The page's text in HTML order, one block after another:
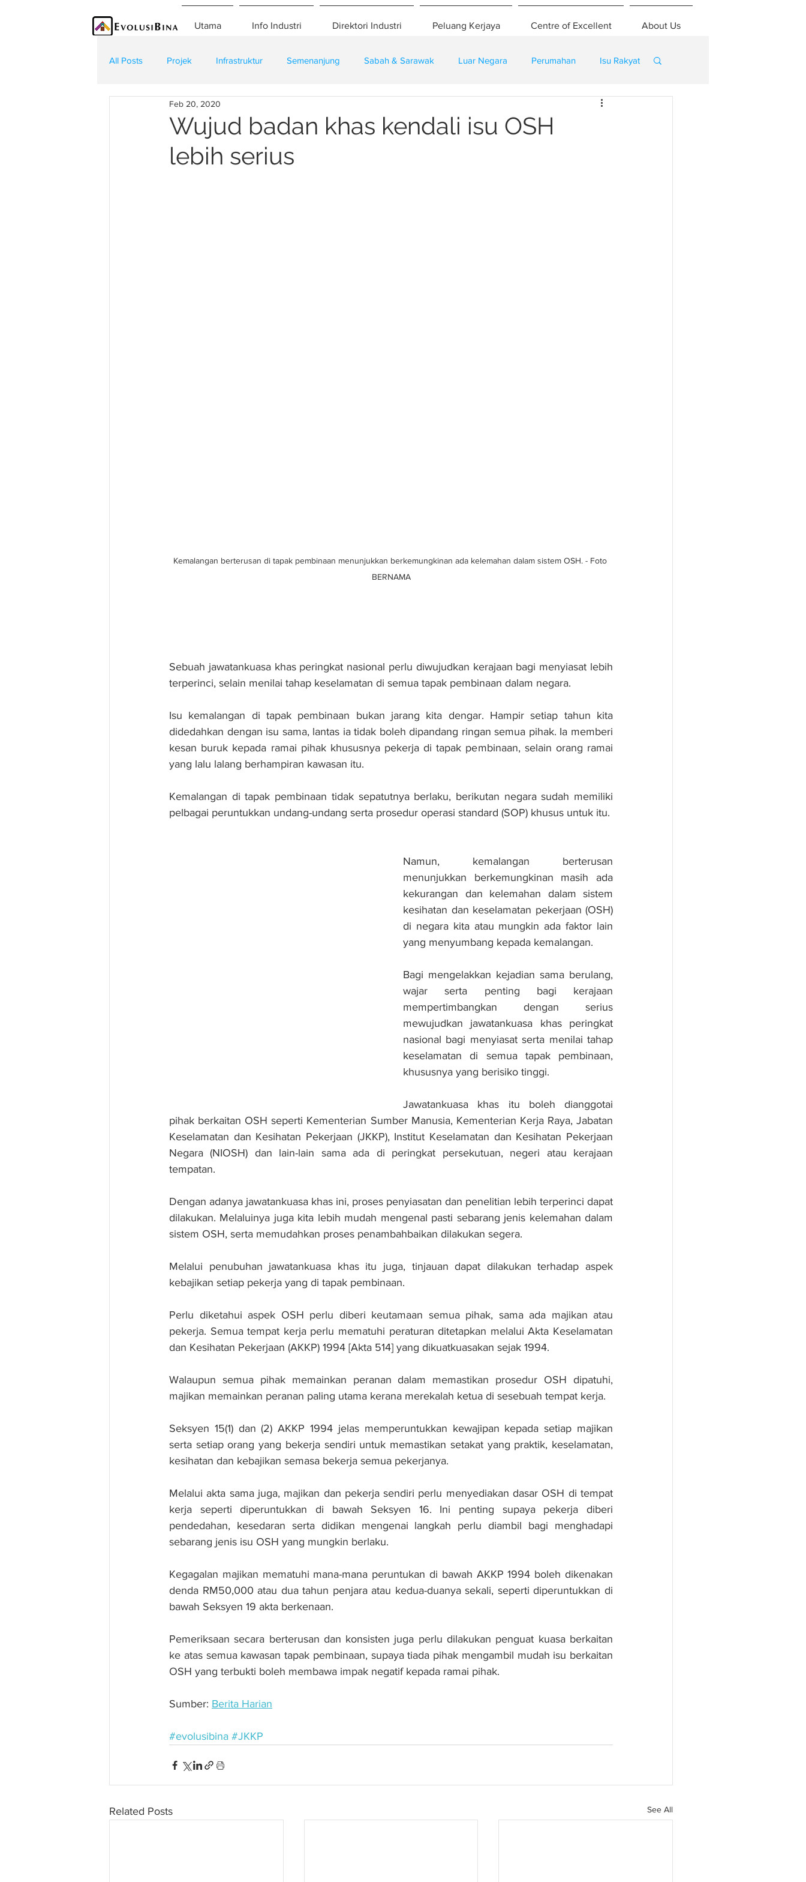
Utama Info Industri Direktori Industri Peluang Kerjaya Centre of Excellent About Us
All Posts Projek Infrastruktur Semenanjung Sabah & Sarawak Luar Negara Perumahan Isu Rakyat
Teknologi Kontraktor
Wujud badan khas kendali isu OSH
lebih serius
Feb 20, 2020
Kemalangan berterusan di tapak pembinaan menunjukkan berkemungkinan ada kelemahan dalam sistem OSH. - Foto
BERNAMA
Sebuah jawatankuasa khas peringkat nasional perlu diwujudkan kerajaan bagi menyiasat lebih
terperinci, selain menilai tahap keselamatan di semua tapak pembinaan dalam negara.
Isu kemalangan di tapak pembinaan bukan jarang kita dengar. Hampir setiap tahun kita
didedahkan dengan isu sama, lantas ia tidak boleh dipandang ringan semua pihak. Ia memberi
kesan buruk kepada ramai pihak khususnya pekerja di tapak pembinaan, selain orang ramai
yang lalu lalang berhampiran kawasan itu.
Kemalangan di tapak pembinaan tidak sepatutnya berlaku, berikutan negara sudah memiliki
pelbagai peruntukkan undang-undang serta prosedur operasi standard (SOP) khusus untuk itu.
Namun, kemalangan berterusan
menunjukkan berkemungkinan masih ada
kekurangan dan kelemahan dalam sistem
kesihatan dan keselamatan pekerjaan (OSH)
di negara kita atau mungkin ada faktor lain
yang menyumbang kepada kemalangan.
Bagi mengelakkan kejadian sama berulang,
wajar serta penting bagi kerajaan
mempertimbangkan dengan serius
mewujudkan jawatankuasa khas peringkat
nasional bagi menyiasat serta menilai tahap
keselamatan di semua tapak pembinaan,
khususnya yang berisiko tinggi.
Jawatankuasa khas itu boleh dianggotai
pihak berkaitan OSH seperti Kementerian Sumber Manusia, Kementerian Kerja Raya, Jabatan
Keselamatan dan Kesihatan Pekerjaan (JKKP), Institut Keselamatan dan Kesihatan Pekerjaan
Negara (NIOSH) dan lain-lain sama ada di peringkat persekutuan, negeri atau kerajaan
tempatan.
Dengan adanya jawatankuasa khas ini, proses penyiasatan dan penelitian lebih terperinci dapat
dilakukan. Melaluinya juga kita lebih mudah mengenal pasti sebarang jenis kelemahan dalam
sistem OSH, serta memudahkan proses penambahbaikan dilakukan segera.
Melalui penubuhan jawatankuasa khas itu juga, tinjauan dapat dilakukan terhadap aspek
kebajikan setiap pekerja yang di tapak pembinaan.
Perlu diketahui aspek OSH perlu diberi keutamaan semua pihak, sama ada majikan atau
pekerja. Semua tempat kerja perlu mematuhi peraturan ditetapkan melalui Akta Keselamatan
dan Kesihatan Pekerjaan (AKKP) 1994 [Akta 514] yang dikuatkuasakan sejak 1994.
Walaupun semua pihak memainkan peranan dalam memastikan prosedur OSH dipatuhi,
majikan memainkan peranan paling utama kerana merekalah ketua di sesebuah tempat kerja.
Seksyen 15(1) dan (2) AKKP 1994 jelas memperuntukkan kewajipan kepada setiap majikan
serta setiap orang yang bekerja sendiri untuk memastikan setakat yang praktik, keselamatan,
kesihatan dan kebajikan semasa bekerja semua pekerjanya.
Melalui akta sama juga, majikan dan pekerja sendiri perlu menyediakan dasar OSH di tempat
kerja seperti diperuntukkan di bawah Seksyen 16. Ini penting supaya pekerja diberi
pendedahan, kesedaran serta didikan mengenai langkah perlu diambil bagi menghadapi
sebarang jenis isu OSH yang mungkin berlaku.
Kegagalan majikan mematuhi mana-mana peruntukan di bawah AKKP 1994 boleh dikenakan
denda RM50,000 atau dua tahun penjara atau kedua-duanya sekali, seperti diperuntukkan di
bawah Seksyen 19 akta berkenaan.
Pemeriksaan secara berterusan dan konsisten juga perlu dilakukan penguat kuasa berkaitan
ke atas semua kawasan tapak pembinaan, supaya tiada pihak mengambil mudah isu berkaitan
OSH yang terbukti boleh membawa impak negatif kepada ramai pihak.
Sumber: Berita Harian
#evolusibina #JKKP
Related Posts See All